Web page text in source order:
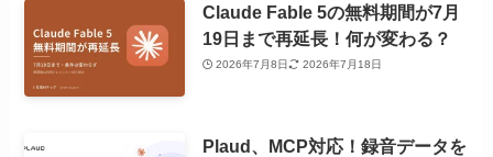
Claude Fable 5の無料期間が7月
19日まで再延長！何が変わる？
2026年7月8日 2026年7月18日
Plaud、MCP対応！録音データを